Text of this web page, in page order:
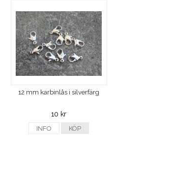
12 mm karbinlås i silverfärg
10 kr
INFO KÖP